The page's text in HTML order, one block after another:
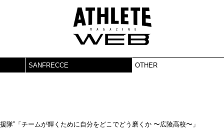
SANFRECCE OTHER
隊”「チームが輝くために自分をどこでどう磨くか 〜広陵高校〜」